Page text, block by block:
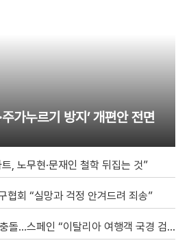
가누르기 방지’ 개편안 전면
, 노무현·문재인 철학 뒤집는 것”
협회 “실망과 걱정 안겨드려 죄송”
…스페인 “이탈리아 여행객 국경 검문할 것”